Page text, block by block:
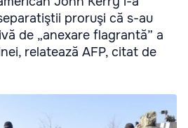
proruşi că s-au
de „anexare flagrantă” a
relatează AFP, citat de